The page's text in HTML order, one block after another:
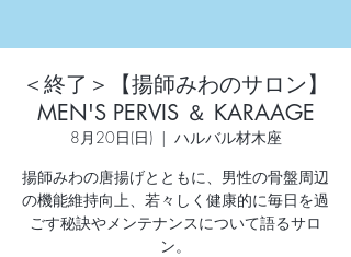
＜終了＞【揚師みわのサロン】
MEN'S PERVIS ＆ KARAAGE
8月20日(日)
  |
ハルバル材木座
揚師みわの唐揚げとともに、男性の骨盤周辺
の機能維持向上、若々しく健康的に毎日を過
ごす秘訣やメンテナンスについて語るサロ
ン。